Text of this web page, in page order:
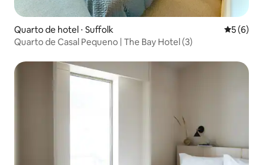
Quarto de hotel ⋅ Suffolk 5 de
5 (6)
Quarto de Casal Pequeno | The Bay Hotel (3)